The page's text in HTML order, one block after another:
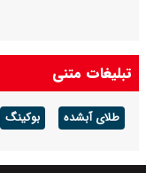
تبلیغات متنی
طلای آبشده بوکینگ